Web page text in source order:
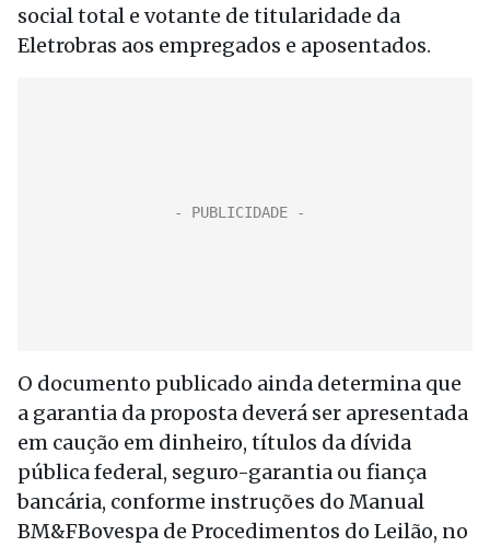
social total e votante de titularidade da
Eletrobras aos empregados e aposentados.
O documento publicado ainda determina que
a garantia da proposta deverá ser apresentada
em caução em dinheiro, títulos da dívida
pública federal, seguro-garantia ou fiança
bancária, conforme instruções do Manual
BM&FBovespa de Procedimentos do Leilão, no